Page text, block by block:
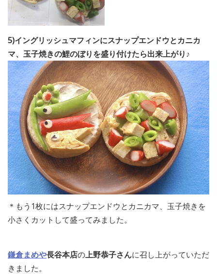
5)イングリッシュマフィンにスナップエンドウとカニカ
マ、玉子焼きの鯉のぼりを盛り付けたら出来上がり♪
＊もう1枚にはスナップエンドウとカニカマ、玉子焼きを
小さくカットして盛ってみました。
鎌倉まめや長谷本店の上野恭子さんに召し上がっていただ
きました。